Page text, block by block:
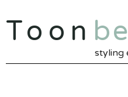
Toon
styling en